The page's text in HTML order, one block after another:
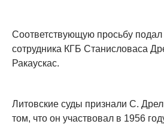
Соответствующую просьбу подал
сотрудника КГБ Станисловаса
Ракаускас.
Литовские суды признали С.
том, что он участвовал в 1956